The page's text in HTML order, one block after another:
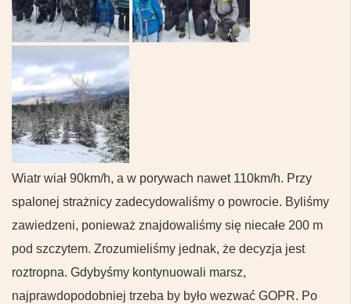
Wiatr wiał 90km/h, a w porywach nawet 110km/h. Przy
spalonej strażnicy zadecydowaliśmy o powrocie. Byliśmy
zawiedzeni, ponieważ znajdowaliśmy się niecałe 200 m
pod szczytem. Zrozumieliśmy jednak, że decyzja jest
roztropna. Gdybyśmy kontynuowali marsz,
najprawdopodobniej trzeba by było wezwać GOPR. Po